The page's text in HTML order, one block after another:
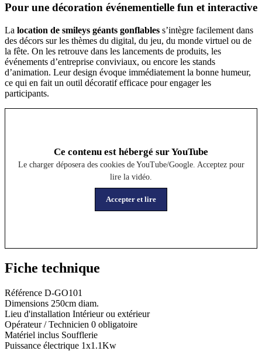
Pour une décoration événementielle fun et interactive
La location de smileys géants gonflables s’intègre facilement dans
des décors sur les thèmes du digital, du jeu, du monde virtuel ou de
la fête. On les retrouve dans les lancements de produits, les
événements d’entreprise conviviaux, ou encore les stands
d’animation. Leur design évoque immédiatement la bonne humeur,
ce qui en fait un outil décoratif efficace pour engager les
participants.
Ce contenu est hébergé sur YouTube
Le charger déposera des cookies de YouTube/Google. Acceptez pour
lire la vidéo.
Accepter et lire
Fiche technique
Référence D-GO101
Dimensions 250cm diam.
Lieu d'installation Intérieur ou extérieur
Opérateur / Technicien 0 obligatoire
Matériel inclus Soufflerie
Puissance électrique 1x1.1Kw